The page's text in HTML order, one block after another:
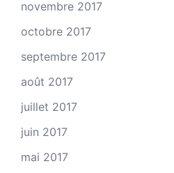
novembre 2017
octobre 2017
septembre 2017
août 2017
juillet 2017
juin 2017
mai 2017